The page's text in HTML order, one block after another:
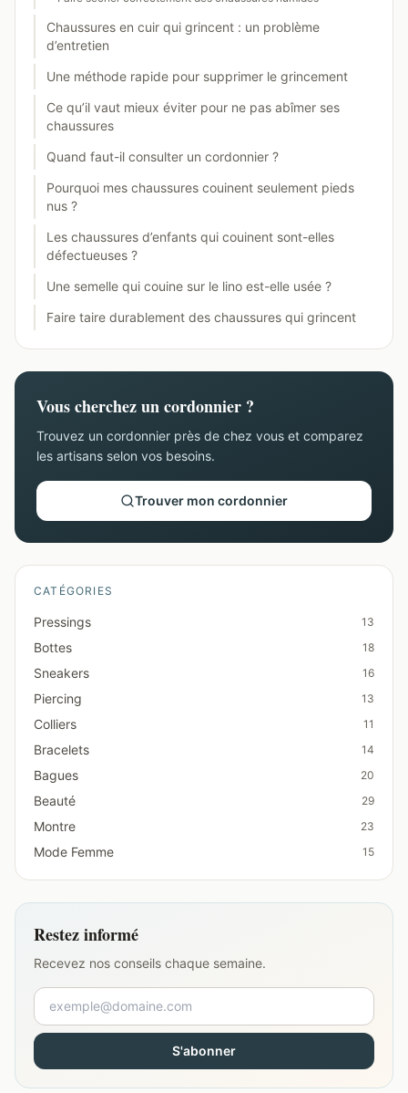
Chaussures en cuir qui grincent : un problème
d’entretien
Une méthode rapide pour supprimer le grincement
Ce qu’il vaut mieux éviter pour ne pas abîmer ses
chaussures
Quand faut-il consulter un cordonnier ?
Pourquoi mes chaussures couinent seulement pieds
nus ?
Les chaussures d’enfants qui couinent sont-elles
défectueuses ?
Une semelle qui couine sur le lino est-elle usée ?
Faire taire durablement des chaussures qui grincent
Vous cherchez un cordonnier ?
Trouvez un cordonnier près de chez vous et comparez
les artisans selon vos besoins.
Trouver mon cordonnier
CATÉGORIES
Pressings 13
Bottes 18
Sneakers 16
Piercing 13
Colliers 11
Bracelets 14
Bagues 20
Beauté 29
Montre 23
Mode Femme 15
Restez informé
Recevez nos conseils chaque semaine.
S'abonner